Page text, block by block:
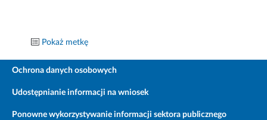
Pokaż metkę
Ochrona danych osobowych
Udostępnianie informacji na wniosek
Ponowne wykorzystywanie informacji sektora publicznego